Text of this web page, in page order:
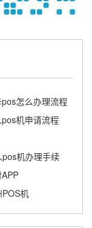
怎么办理流程
机申请流程
机办理手续
机